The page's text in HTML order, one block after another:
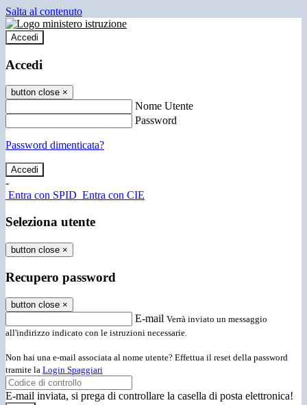
Salta al contenuto
Accedi
Accedi
button close ×
Nome Utente
Password
Password dimenticata?
-
Entra con SPID Entra con CIE
Seleziona utente
button close ×
Recupero password
button close ×
E-mail Verrà inviato un messaggio
all'indirizzo indicato con le istruzioni necessarie.
Non hai una e-mail associata al nome utente? Effettua il reset della password
tramite la Login Spaggiari
E-mail inviata, si prega di controllare la casella di posta elettronica!